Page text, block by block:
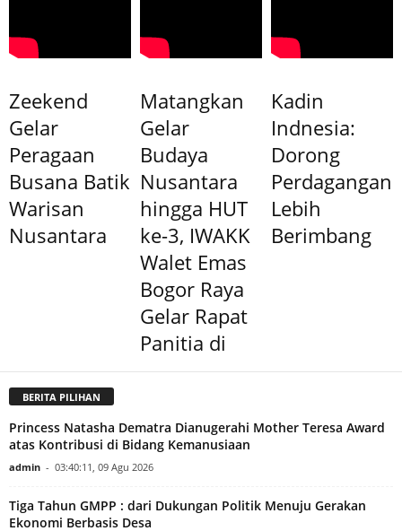
Zeekend
Gelar
Peragaan
Busana Batik
Warisan
Nusantara
Matangkan
Gelar
Budaya
Nusantara
hingga HUT
ke-3, IWAKK
Walet Emas
Bogor Raya
Gelar Rapat
Panitia di
Kadin
Indnesia:
Dorong
Perdagangan
Lebih
Berimbang
BERITA PILIHAN
Princess Natasha Dematra Dianugerahi Mother Teresa Award
atas Kontribusi di Bidang Kemanusiaan
admin - 03:40:11, 09 Agu 2026
Tiga Tahun GMPP : dari Dukungan Politik Menuju Gerakan
Ekonomi Berbasis Desa